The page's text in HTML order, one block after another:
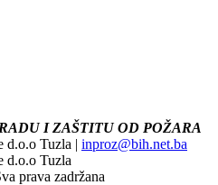
I ZAŠTITU OD POŽARA
d.o.o Tuzla | inproz@bih.net.ba
d.o.o Tuzla
prava zadržana